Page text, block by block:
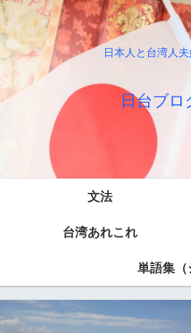
日本人と台湾人
日台ブロ
文法
台湾あれこれ
単語集（